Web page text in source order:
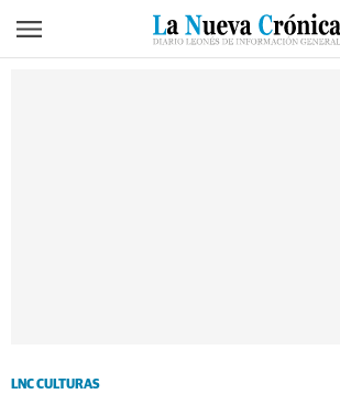
LNC CULTURAS